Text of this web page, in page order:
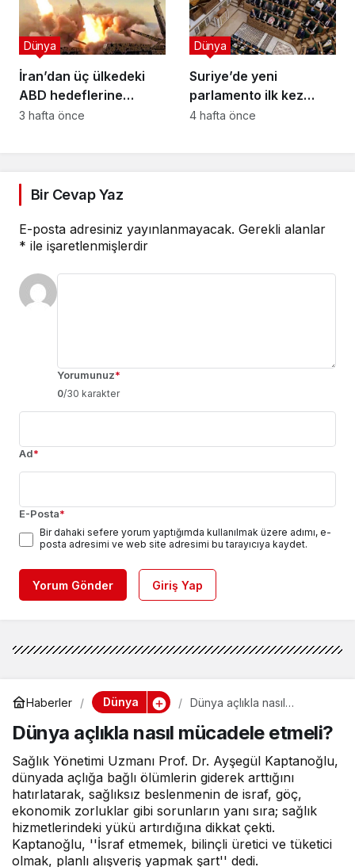
İran’dan üç ülkedeki
ABD hedeflerine
misilleme: Yapay zeka
Dünya
3 hafta önce
Suriye’de yeni
parlamento ilk kez
toplandı; Kürtler ve
Dünya
4 hafta önce
Bir Cevap Yaz
E-posta adresiniz yayınlanmayacak. Gerekli alanlar
* ile işaretlenmişlerdir
Yorumunuz*
0/30 karakter
Ad*
E-Posta*
Bir dahaki sefere yorum yaptığımda kullanılmak üzere adımı, e-
posta adresimi ve web site adresimi bu tarayıcıya kaydet.
Yorum Gönder Giriş Yap
Haberler Dünya
Dünya açlıkla nasıl
Dünya açlıkla nasıl mücadele etmeli?
Sağlık Yönetimi Uzmanı Prof. Dr. Ayşegül Kaptanoğlu,
dünyada açlığa bağlı ölümlerin giderek arttığını
hatırlatarak, sağlıksız beslenmenin de israf, göç,
ekonomik zorluklar gibi sorunların yanı sıra; sağlık
hizmetlerindeki yükü artırdığına dikkat çekti.
Kaptanoğlu, ''İsraf etmemek, bilinçli üretici ve tüketici
olmak, planlı alışveriş yapmak şart'' dedi.